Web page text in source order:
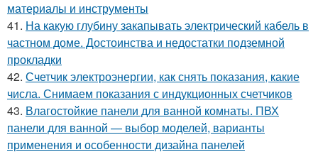
материалы и инструменты
41. На какую глубину закапывать электрический кабель в
частном доме. Достоинства и недостатки подземной
прокладки
42. Счетчик электроэнергии, как снять показания, какие
числа. Снимаем показания с индукционных счетчиков
43. Влагостойкие панели для ванной комнаты. ПВХ
панели для ванной — выбор моделей, варианты
применения и особенности дизайна панелей